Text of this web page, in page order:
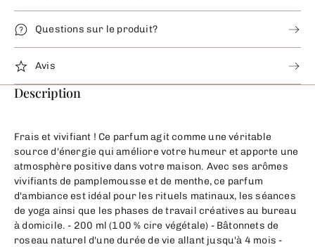
Questions sur le produit?
Avis
Description
Frais et vivifiant ! Ce parfum agit comme une véritable
source d'énergie qui améliore votre humeur et apporte une
atmosphère positive dans votre maison. Avec ses arômes
vivifiants de pamplemousse et de menthe, ce parfum
d'ambiance est idéal pour les rituels matinaux, les séances
de yoga ainsi que les phases de travail créatives au bureau
à domicile. - 200 ml (100 % cire végétale) - Bâtonnets de
roseau naturel d'une durée de vie allant jusqu'à 4 mois -